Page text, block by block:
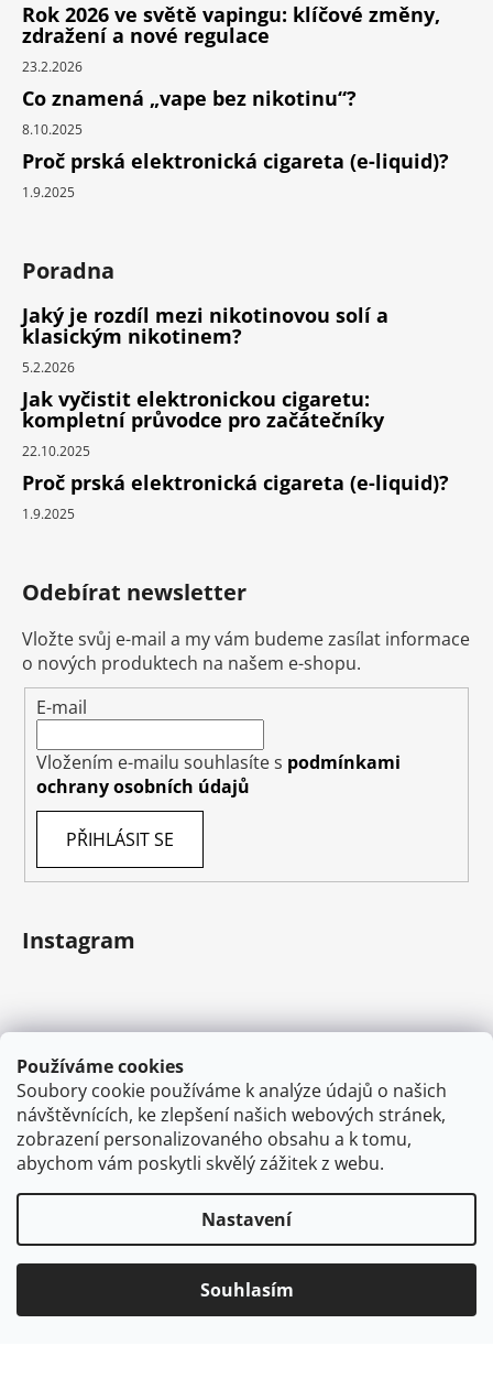
Používáme cookies
Soubory cookie používáme k analýze údajů o našich
návštěvnících, ke zlepšení našich webových stránek,
zobrazení personalizovaného obsahu a k tomu,
abychom vám poskytli skvělý zážitek z webu.
Nastavení
Souhlasím
Rok 2026 ve světě vapingu: klíčové změny,
zdražení a nové regulace
23.2.2026
Co znamená „vape bez nikotinu“?
8.10.2025
Proč prská elektronická cigareta (e-liquid)?
1.9.2025
Poradna
Jaký je rozdíl mezi nikotinovou solí a
klasickým nikotinem?
5.2.2026
Jak vyčistit elektronickou cigaretu:
kompletní průvodce pro začátečníky
22.10.2025
Proč prská elektronická cigareta (e-liquid)?
1.9.2025
Odebírat newsletter
Vložte svůj e-mail a my vám budeme zasílat informace
o nových produktech na našem e-shopu.
E-mail
Vložením e-mailu souhlasíte s podmínkami
ochrany osobních údajů
PŘIHLÁSIT SE
Instagram
Sledovat na Instagramu
Vytvořil Shoptet